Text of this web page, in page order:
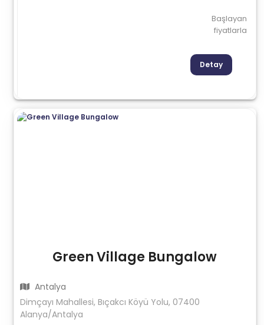
Başlayan
fiyatlarla
Detay
Green Village Bungalow
Antalya
Dimçayı Mahallesi, Bıçakcı Köyü Yolu, 07400
Alanya/Antalya